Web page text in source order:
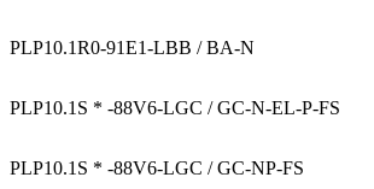
PLP10.1R0-91E1-LBB / BA-N
PLP10.1S * -88V6-LGC / GC-N-EL-P-FS
PLP10.1S * -88V6-LGC / GC-NP-FS